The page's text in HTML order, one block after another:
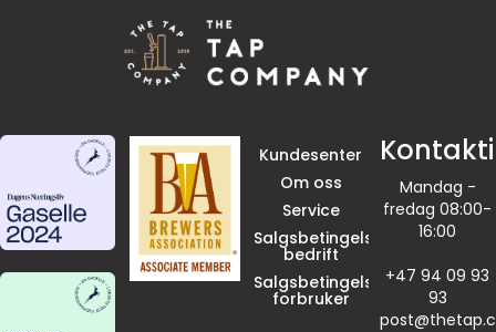
Kundesenter
Om oss
Service
Salgsbetingelser
bedrift
Salgsbetingelser
forbruker
Mandag -
fredag 08:00-
16:00
+47 94 09 93
93